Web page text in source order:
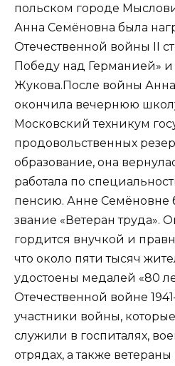
польском городе
Анна Семёновна была
Отечественной войны II
Победу над Германией»
Жукова.После войны Анна
окончила вечернюю
Московский техникум
продовольственных
образование, она
работала по
пенсию. Анне Семёновне
звание «Ветеран труда».
гордится внучкой и
что около пяти тысяч
удостоены медалей «80
Отечественной войне
участники войны,
служили в госпиталях,
отрядах, а также